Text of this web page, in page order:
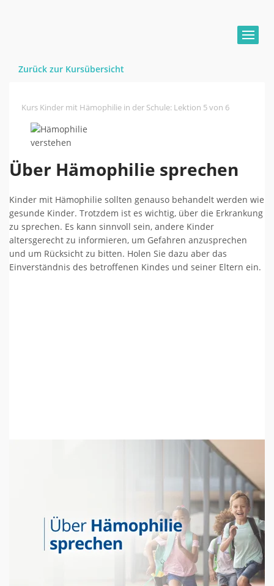
Zurück zur Kursübersicht
Kurs Kinder mit Hämophilie in der Schule: Lektion 5 von 6
Über Hämophilie sprechen
Kinder mit Hämophilie sollten genauso behandelt werden wie
gesunde Kinder. Trotzdem ist es wichtig, über die Erkrankung
zu sprechen. Es kann sinnvoll sein, andere Kinder
altersgerecht zu informieren, um Gefahren anzusprechen
und um Rücksicht zu bitten. Holen Sie dazu aber das
Einverständnis des betroffenen Kindes und seiner Eltern ein.